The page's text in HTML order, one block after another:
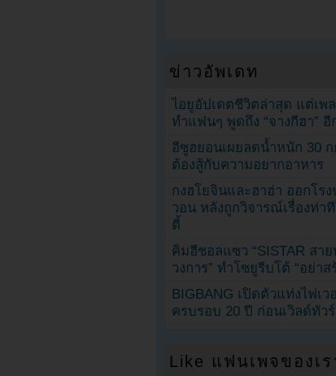
ข่าวอัพเดท
ไอยูอัปเดตชีวิตล่าสุด แต่เพ
ทำแฟนๆ พูดถึง “จางกีฮา” อี
อีซูฮยอนเผยลดน้ำหนัก 30
ต้องสู้กับความอยากอาหาร
กงฮโยจินและฮาฮ่า ออกโร
วอน หลังถูกวิจารณ์เรื่องท่าที
ตี้
คิมฮีชอลแซว “SISTAR สา
วงการ” ทำโซยูรีบโต้ “อย่าส
BIGBANG เปิดตัวแท่งไฟเ
ครบรอบ 20 ปี ก่อนเวิลด์ทัวร์
Like แฟนเพจของเ